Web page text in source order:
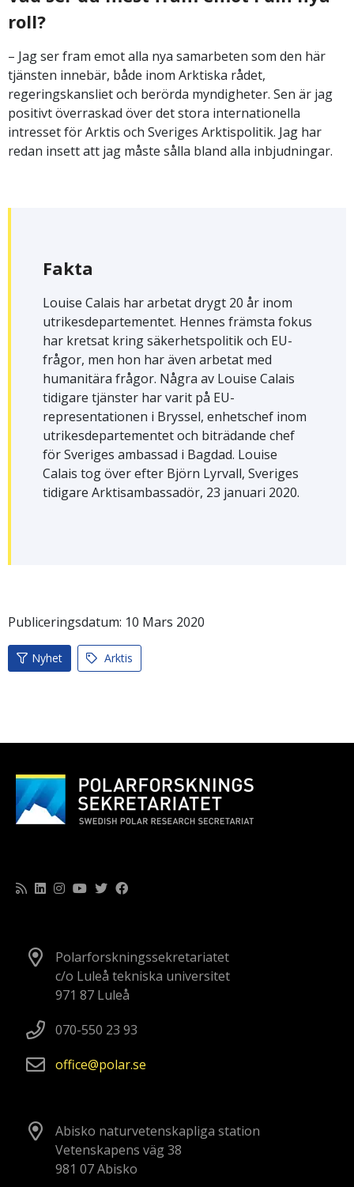
roll?
– Jag ser fram emot alla nya samarbeten som den här
tjänsten innebär, både inom Arktiska rådet,
regeringskansliet och berörda myndigheter. Sen är jag
positivt överraskad över det stora internationella
intresset för Arktis och Sveriges Arktispolitik. Jag har
redan insett att jag måste sålla bland alla inbjudningar.
Fakta
Louise Calais har arbetat drygt 20 år inom
utrikesdepartementet. Hennes främsta fokus
har kretsat kring säkerhetspolitik och EU-
frågor, men hon har även arbetat med
humanitära frågor. Några av Louise Calais
tidigare tjänster har varit på EU-
representationen i Bryssel, enhetschef inom
utrikesdepartementet och biträdande chef
för Sveriges ambassad i Bagdad. Louise
Calais tog över efter Björn Lyrvall, Sveriges
tidigare Arktisambassadör, 23 januari 2020.
Publiceringsdatum: 10 Mars 2020
Nyhet Arktis
Polarforskningssekretariatet
c/o Luleå tekniska universitet
971 87 Luleå
070-550 23 93
office
polarse
Abisko naturvetenskapliga station
Vetenskapens väg 38
981 07 Abisko